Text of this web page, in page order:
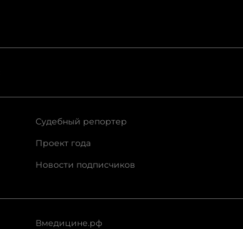
Судебный репортер
Проект года
Новости подписчиков
Вмедицине.рф